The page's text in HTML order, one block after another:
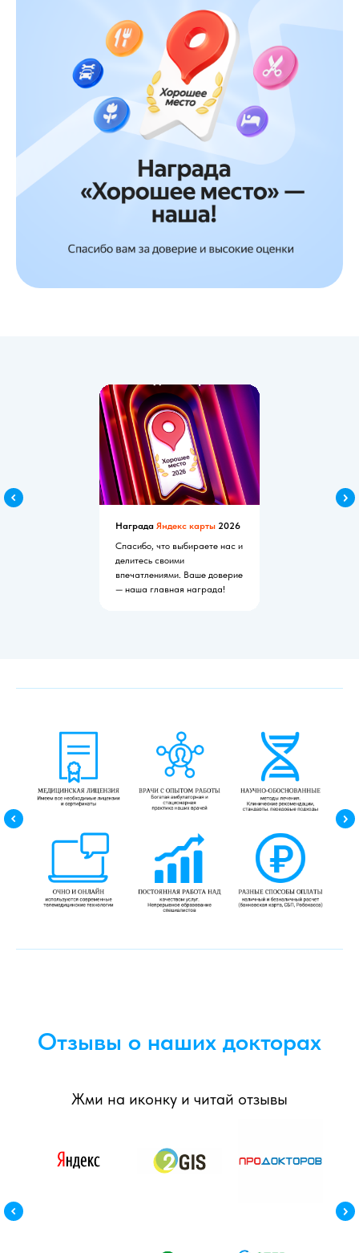
Награда Яндекс карты 2026
Спасибо, что выбираете нас и
делитесь своими
впечатлениями. Ваше доверие
— наша главная награда!
Отзывы о наших докторах
Жми на иконку и читай отзывы